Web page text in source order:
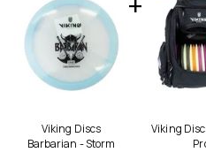
Viking Discs
Barbarian - Storm
Viking